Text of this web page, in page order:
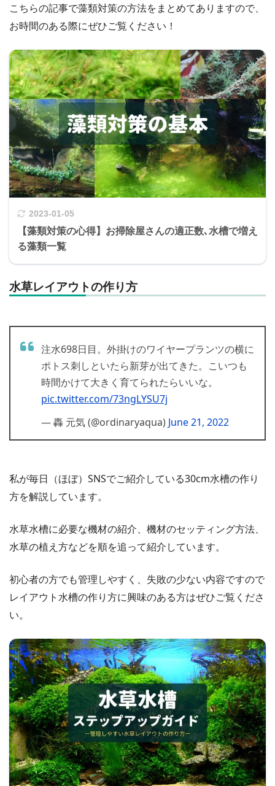
こちらの記事で藻類対策の方法をまとめてありますので、
お時間のある際にぜひご覧ください！
2023-01-05
【藻類対策の心得】お掃除屋さんの適正数､水槽で増え
る藻類一覧
水草レイアウトの作り方
注水698日目。外掛けのワイヤープランツの横に
ポトス刺しといたら新芽が出てきた。こいつも
時間かけて大きく育てられたらいいな。
pic.twitter.com/73ngLYSU7j
— 轟 元気 (@ordinaryaqua) June 21, 2022
私が毎日（ほぼ）SNSでご紹介している30cm水槽の作り
方を解説しています。
水草水槽に必要な機材の紹介、機材のセッティング方法、
水草の植え方などを順を追って紹介しています。
初心者の方でも管理しやすく、失敗の少ない内容ですので
レイアウト水槽の作り方に興味のある方はぜひご覧くださ
い。